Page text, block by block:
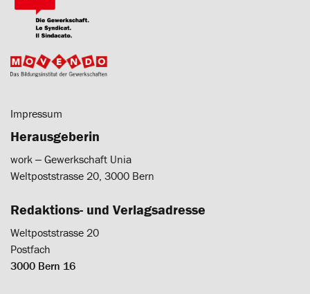
Impressum
Herausgeberin
work ‒ Gewerkschaft Unia
Weltpoststrasse 20, 3000 Bern
Redaktions- und Verlagsadresse
Weltpoststrasse 20
Postfach
3000 Bern 16